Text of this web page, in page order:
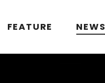
FEATURE NEWS